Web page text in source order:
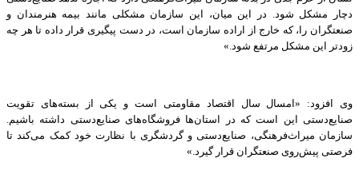
دچار مشکل شود. در این میان، این سازمان مشکلی مانند بیمه هنرمندان و
صنعتگران را، که خارج از اراده سازمان است، در دست پیگیری قرار داده تا هر چه
زودتر این مشکل مرتفع شود.»
وی افزود: «امسال سال اقتصاد مقاومتی است و یکی از بسته‌های تقویت
صنایع‌دستی این است که در استان‌ها فروشگاه‌های صنایع‌دستی داشته باشیم.
سازمان میراث‌فرهنگی، صنایع‌دستی و گردشگری با نظارت خود کمک می‌کند تا
فرصتی پیش‌روی صنعتگران قرار گیرد.»